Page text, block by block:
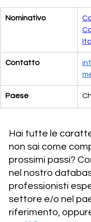
Nominativo
Contatto
Paese
Hai tutte le
non sai come
prossimi passi?
nel nostro
professionisti
settore e/o nel
riferimento,